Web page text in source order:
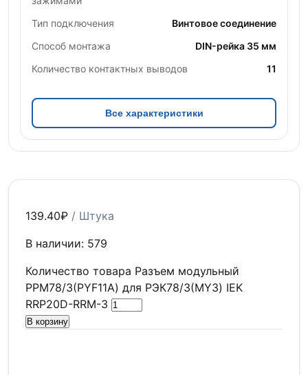
Тип подключения
Винтовое соединение
Способ монтажа
DIN-рейка 35 мм
Количество контактных выводов
11
Все характеристики
139.40₽ / Штука
В наличии: 579
Количество товара Разъем модульный
РРМ78/3(PYF11A) для РЭК78/3(MY3) IEK
RRP20D-RRM-3
В корзину